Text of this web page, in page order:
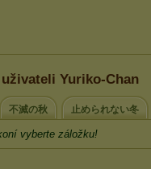
Yuriko-Chan
不滅の秋 止められない冬
vyberte záložku!